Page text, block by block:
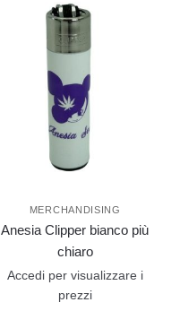
MERCHANDISING
Anesia Clipper bianco più
chiaro
Accedi per visualizzare i
prezzi